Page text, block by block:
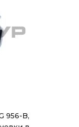
956-B,